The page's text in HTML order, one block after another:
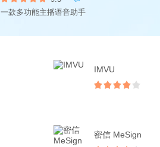
一款多功能主播语音助手
IMVU
密信 MeSign